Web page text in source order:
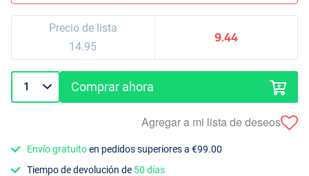
Precio de lista
14.95
9.44
Comprar ahora
Agregar a mi lista de deseos
Envío gratuitoen pedidos superiores a €99.00
Tiempo de devolución de 50 días